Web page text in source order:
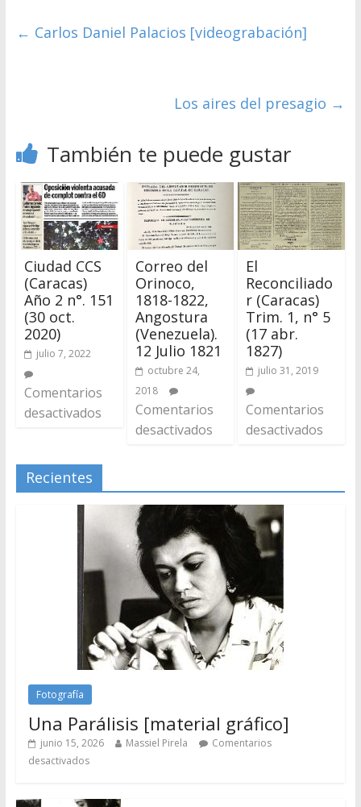
← Carlos Daniel Palacios [videograbación]
Los aires del presagio →
También te puede gustar
Ciudad CCS
(Caracas)
Año 2 n°. 151
(30 oct.
2020)
julio 7, 2022
Comentarios
desactivados
Correo del
Orinoco,
1818-1822,
Angostura
(Venezuela).
12 Julio 1821
octubre 24,
2018
Comentarios
desactivados
El
Reconciliado
r (Caracas)
Trim. 1, n° 5
(17 abr.
1827)
julio 31, 2019
Comentarios
desactivados
Recientes
Fotografía
Una Parálisis [material gráfico]
junio 15, 2026 Massiel Pirela
Comentarios
desactivados